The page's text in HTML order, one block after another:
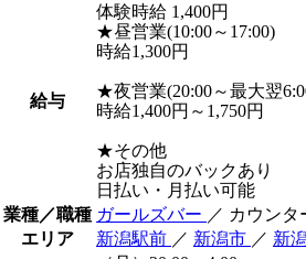
給与
体験時給 1,400円
★昼営業(10:00～17:00)
時給1,300円
★夜営業(20:00～最大翌
時給1,400円～1,750円
★その他
お店独自のバックあり
日払い・月払い可能
業種／職種 ガールズバー ／ カウンタ
エリア
新潟駅前 ／ 新潟市 ／ 新